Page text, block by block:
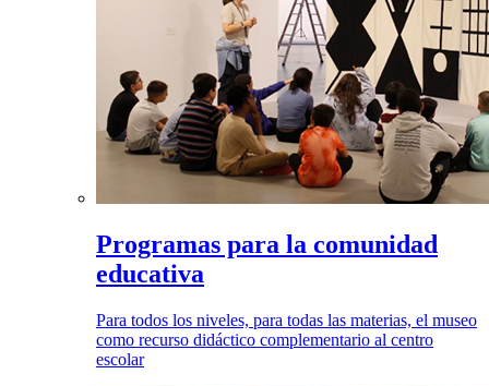
Programas para la comunidad
educativa
Para todos los niveles, para todas las materias, el museo
como recurso didáctico complementario al centro
escolar